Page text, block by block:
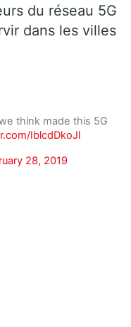
du réseau 5G
dans les villes
think made this 5G
IblcdDkoJl
28, 2019